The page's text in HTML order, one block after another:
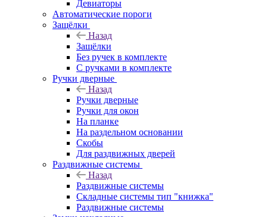
Девиаторы
Автоматические пороги
Защёлки
Назад
Защёлки
Без ручек в комплекте
С ручками в комплекте
Ручки дверные
Назад
Ручки дверные
Ручки для окон
На планке
На раздельном основании
Скобы
Для раздвижных дверей
Раздвижные системы
Назад
Раздвижные системы
Складные системы тип "книжка"
Раздвижные системы